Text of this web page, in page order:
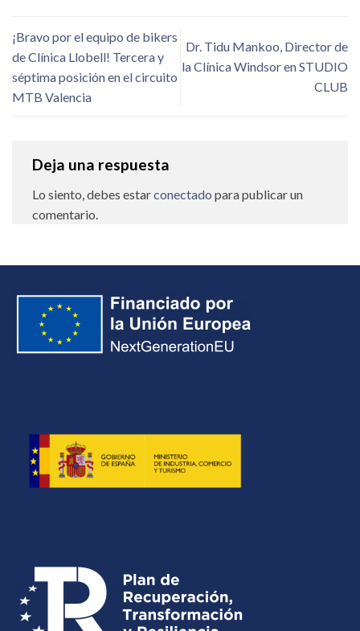
¡Bravo por el equipo de bikers
de Clínica Llobell! Tercera y
séptima posición en el circuito
MTB Valencia
Dr. Tidu Mankoo, Director de
la Clínica Windsor en STUDIO
CLUB
Deja una respuesta
Lo siento, debes estarconectado para publicar un
comentario.